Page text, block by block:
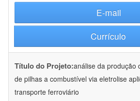
E-mail
Currículo
Título do Projeto:análise da produção
de pilhas a combustível via eletrolise
transporte ferroviário